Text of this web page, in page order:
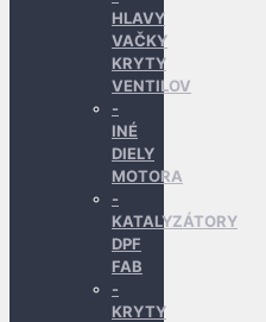
HLAVY
VAČKY
KRYTY
VENTILOV
INÉ
DIELY
MOTORA
KATALYZÁTORY
DPF
FAB
KRYTY